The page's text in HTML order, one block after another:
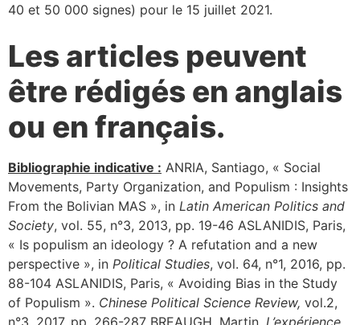
40 et 50 000 signes) pour le 15 juillet 2021.
Les articles peuvent
être rédigés en anglais
ou en français.
Bibliographie indicative : ANRIA, Santiago, « Social
Movements, Party Organization, and Populism : Insights
From the Bolivian MAS », in Latin American Politics and
Society, vol. 55, n°3, 2013, pp. 19-46 ASLANIDIS, Paris,
« Is populism an ideology ? A refutation and a new
perspective », in Political Studies, vol. 64, n°1, 2016, pp.
88-104 ASLANIDIS, Paris, « Avoiding Bias in the Study
of Populism ». Chinese Political Science Review, vol.2,
n°3, 2017, pp. 266-287 BREAUGH, Martin, L’expérience